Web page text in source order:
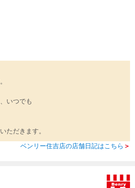
いつでも
ただきます。
ベンリー住吉店の店舗日記はこちら ＞